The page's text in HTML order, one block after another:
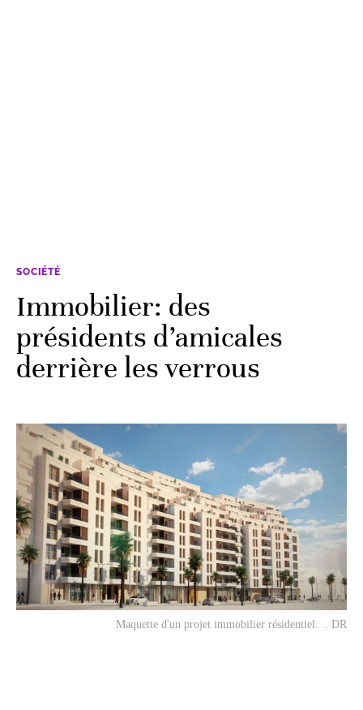
SOCIÉTÉ
Immobilier: des
présidents d’amicales
derrière les verrous
Maquette d'un projet immobilier résidentiel. . DR